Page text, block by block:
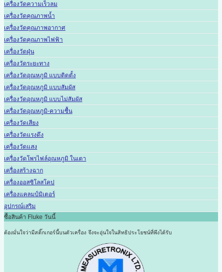
เครื่องวัดความเร็วลม
เครื่องวัดคุณภาพน้ำ
เครื่องวัดคุณภาพอากาศ
เครื่องวัดคุณภาพไฟฟ้า
เครื่องวัดฝุ่น
เครื่องวัดระยะทาง
เครื่องวัดอุณหภูมิ แบบติดตั้ง
เครื่องวัดอุณหภูมิ แบบสัมผัส
เครื่องวัดอุณหภูมิ แบบไม่สัมผัส
เครื่องวัดอุณหภูมิ-ความชื้น
เครื่องวัดเสียง
เครื่องวัดแรงดึง
เครื่องวัดแสง
เครื่องวัดโพรไฟล์อุณหภูมิ ในเตา
เครื่องสร้างฉาก
เครื่องออสซิโลสโคป
เครื่องแคลมป์มิเตอร์
อุปกรณ์เสริม
ซื้อสินค้า Fluke วันนี้
ต้องมั่นใจว่ามีสติ๊กเกอร์นี้บนตัวเครื่อง จึงจะอุ่นใจในสิทธิประโยชน์ที่พึงได้รับ